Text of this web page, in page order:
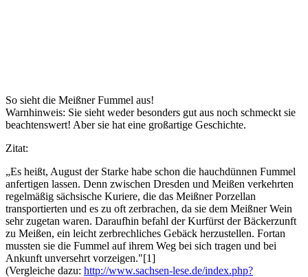
So sieht die Meißner Fummel aus!
Warnhinweis: Sie sieht weder besonders gut aus noch schmeckt sie
beachtenswert! Aber sie hat eine großartige Geschichte.
Zitat:
„Es heißt, August der Starke habe schon die hauchdünnen Fummel
anfertigen lassen. Denn zwischen Dresden und Meißen verkehrten
regelmäßig sächsische Kuriere, die das Meißner Porzellan
transportierten und es zu oft zerbrachen, da sie dem Meißner Wein
sehr zugetan waren. Daraufhin befahl der Kurfürst der Bäckerzunft
zu Meißen, ein leicht zerbrechliches Gebäck herzustellen. Fortan
mussten sie die Fummel auf ihrem Weg bei sich tragen und bei
Ankunft unversehrt vorzeigen."[1]
(Vergleiche dazu: http://www.sachsen-lese.de/index.php?